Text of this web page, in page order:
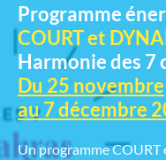
Programme
COURT et
Harmonie des 7
Du 25 novembre
au 7 décembre
Un programme